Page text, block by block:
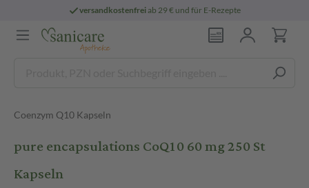
versandkostenfreiab 29 € und für E-Rezepte
Coenzym Q10 Kapseln
pure encapsulations CoQ10 60 mg 250 St
Kapseln